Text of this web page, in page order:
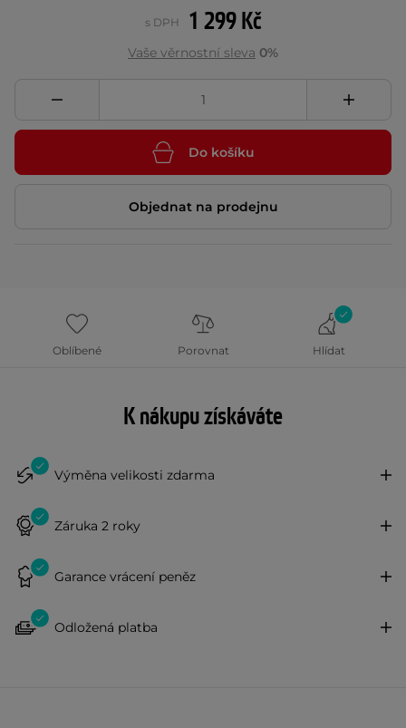
1 299 Kč
s DPH
Vaše věrnostní sleva 0%
Do košíku
Objednat na prodejnu
Oblíbené Porovnat Hlídat
K nákupu získáváte
Výměna velikosti zdarma
Záruka 2 roky
Garance vrácení peněz
Odložená platba